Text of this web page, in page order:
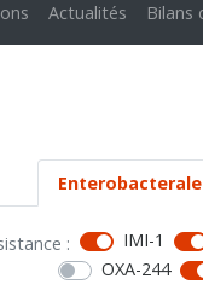
Actualités Bilans
: IMI-1
OXA-244